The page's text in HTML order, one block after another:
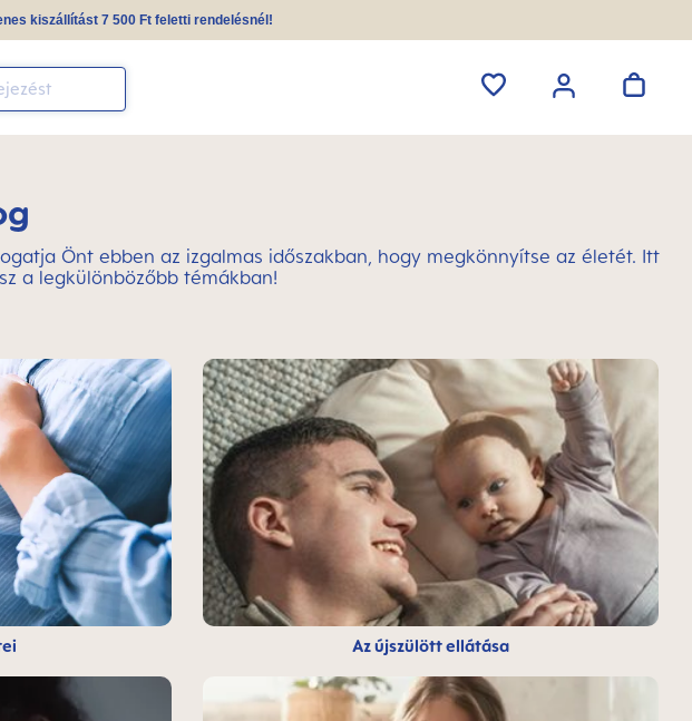
kiszállítást 7 500 Ft feletti rendelésnél!
Önt ebben az izgalmas időszakban, hogy megkönnyítse az életét. Itt
a legkülönbözőbb témákban!
Az újszülött ellátása